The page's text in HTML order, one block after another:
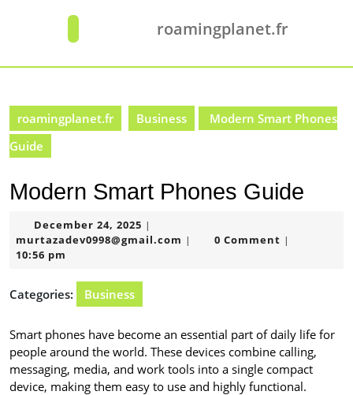
roamingplanet.fr
roamingplanet.fr Business
Modern Smart Phones
Guide
Modern Smart Phones Guide
December 24, 2025 December
24,
|
murtazadev0998@gmail.com murtazadev0998@gmail.com
| 0 Comment |
10:56 pm
Categories: Business
Smart phones have become an essential part of daily life for
people around the world. These devices combine calling,
messaging, media, and work tools into a single compact
device, making them easy to use and highly functional.